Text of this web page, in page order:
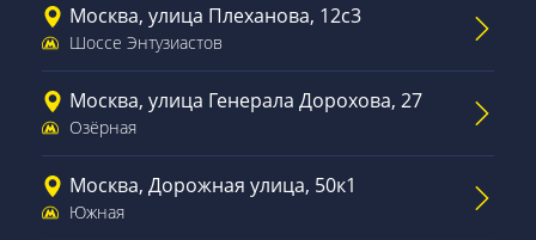
Москва, улица Плеханова, 12с3
Шоссе Энтузиастов
Москва, улица Генерала Дорохова, 27
Озёрная
Москва, Дорожная улица, 50к1
Южная